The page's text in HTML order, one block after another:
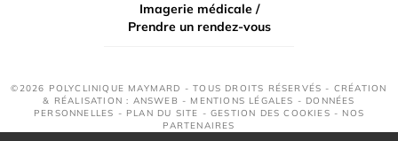
Imagerie médicale /
Prendre un rendez-vous
©2026 POLYCLINIQUE MAYMARD - TOUS DROITS RÉSERVÉS - CRÉATION
& RÉALISATION : ANSWEB - MENTIONS LÉGALES - DONNÉES
PERSONNELLES - PLAN DU SITE - GESTION DES COOKIES - NOS
PARTENAIRES